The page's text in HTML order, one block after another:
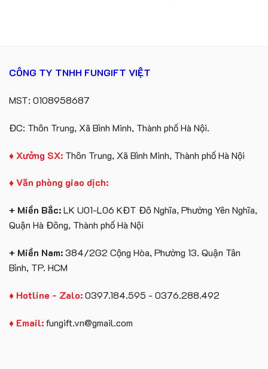
CÔNG TY TNHH FUNGIFT VIỆT
MST: 0108958687
ĐC: Thôn Trung, Xã Bình Minh, Thành phố Hà Nội.
♦ Xưởng SX: Thôn Trung, Xã Bình Minh, Thành phố Hà Nội
♦ Văn phòng giao dịch:
+ Miền Bắc:LK U01-L06 KĐT Đô Nghĩa, Phường Yên Nghĩa,
Quận Hà Đông, Thành phố Hà Nội
+ Miền Nam:384/2G2 Cộng Hòa, Phường 13. Quận Tân
Bình, TP. HCM
♦ Hotline - Zalo:0397.184.595 - 0376.288.492
♦ Email:fungift.vn@gmail.com